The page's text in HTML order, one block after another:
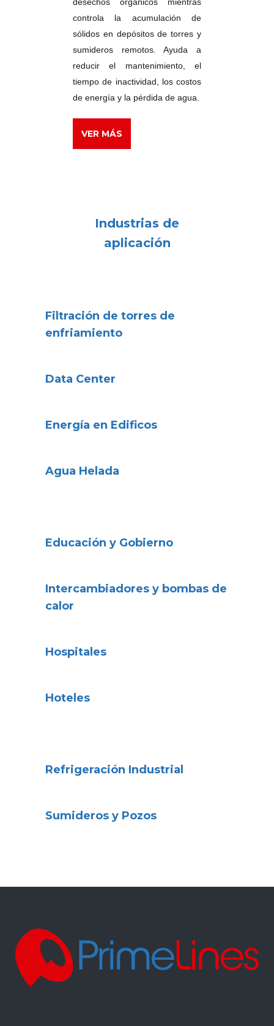
controla la acumulación de
sólidos en depósitos de torres y
sumideros remotos.Ayuda a
reducir el mantenimiento, el
tiempo de inactividad, los costos
de energía y la pérdida de agua.
VER MÁS
Industrias de
aplicación
Filtración de torres de
enfriamiento
Data Center
Energía en Edificos
Agua Helada
Educación y Gobierno
Intercambiadores y bombas de
calor
Hospitales
Hoteles
Refrigeración Industrial
Sumideros y Pozos